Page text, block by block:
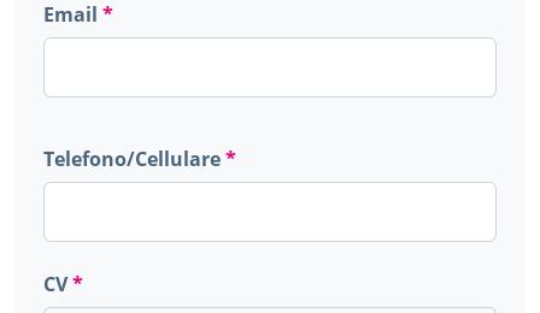
Email
Telefono/Cellulare
CV